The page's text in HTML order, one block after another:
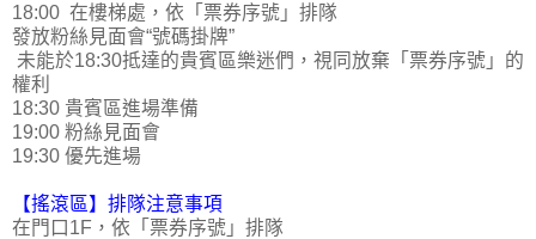
18:00 在樓梯處，依「票券序號」排隊
發放粉絲見面會“號碼掛牌”
未能於18:30抵達的貴賓區樂迷們，視同放棄「票券序號」的
權利
18:30 貴賓區進場準備
19:00 粉絲見面會
19:30 優先進場
【搖滾區】排隊注意事項
在門口1F，依「票券序號」排隊